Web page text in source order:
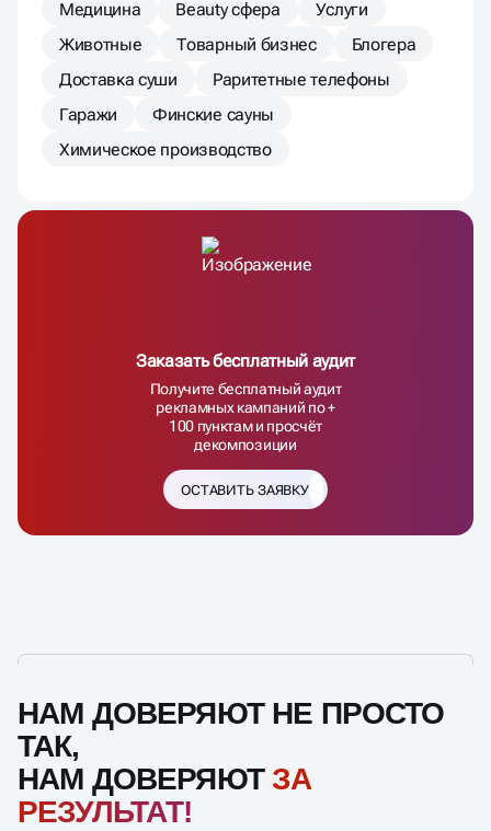
Медицина
Beauty сфера
Услуги
Животные
Товарный бизнес
Блогера
Доставка суши
Раритетные телефоны
Гаражи
Финские сауны
Химическое производство
Заказать бесплатный аудит
Получите бесплатный аудит
рекламных кампаний по +
100 пунктам и просчёт
декомпозиции
ОСТАВИТЬ ЗАЯВКУ
НАМ ДОВЕРЯЮТ НЕ ПРОСТО
ТАК,
НАМ ДОВЕРЯЮТЗА
РЕЗУЛЬТАТ!